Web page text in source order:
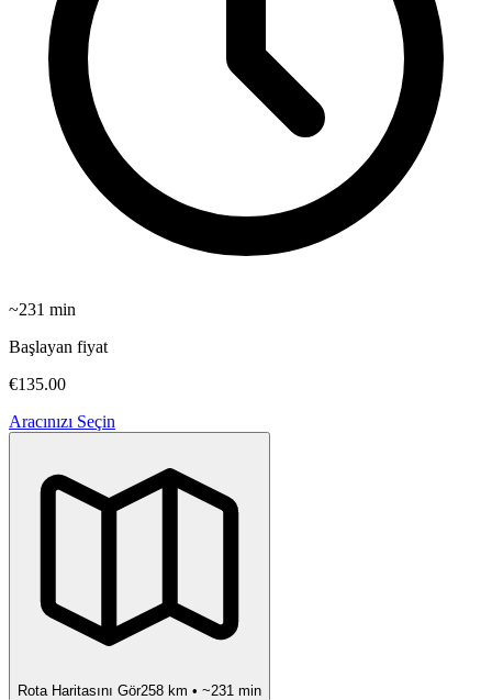
~231 min
Başlayan fiyat
€135.00
Aracınızı Seçin
Rota Haritasını Gör258 km • ~231 min